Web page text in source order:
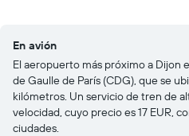
En avión
El aeropuerto más próximo a Dijon
de Gaulle de París (CDG), que se
kilómetros. Un servicio de tren de
velocidad, cuyo precio es 17 EUR,
ciudades.